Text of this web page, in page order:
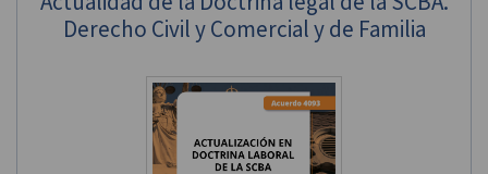
Derecho Civil y Comercial y de Familia